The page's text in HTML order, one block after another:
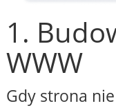
1.
WWW
Gdy strona